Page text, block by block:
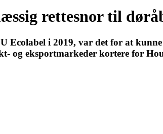
rettesnor til
Ecolabel i 2019, var det for at
og eksportmarkeder kortere for